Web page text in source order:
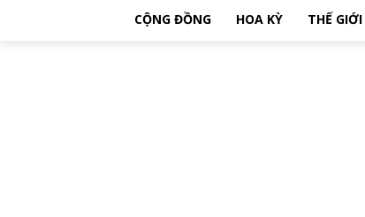
CỘNG ĐỒNG HOA KỲ THẾ GIỚI